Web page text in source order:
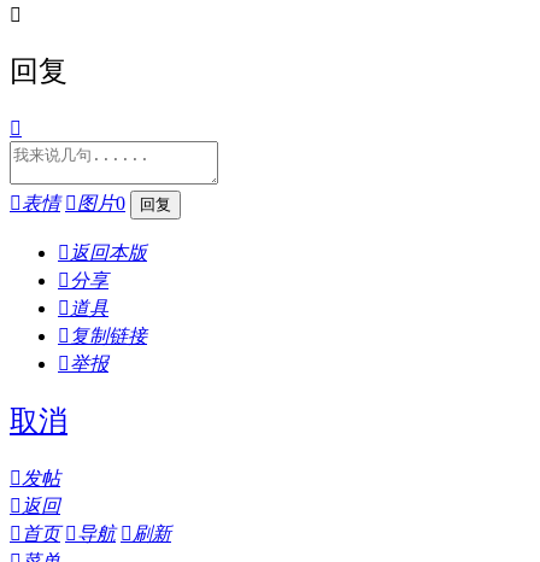

回复

表情 图片0
 返回本版
分享
 道具
 复制链接
举报
取消
发帖
 返回
 首页 导航 刷新